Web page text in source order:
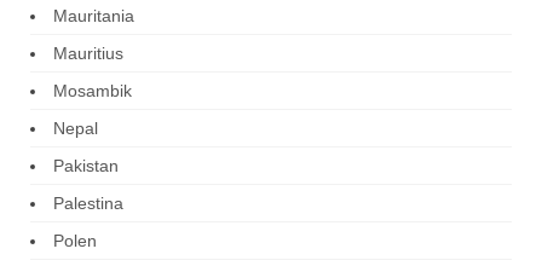
Mauritania
Mauritius
Mosambik
Nepal
Pakistan
Palestina
Polen